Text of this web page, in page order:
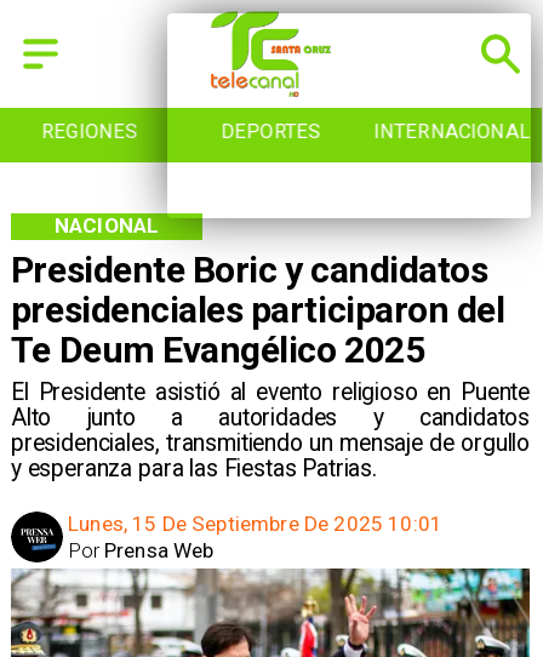
REGIONES DEPORTES INTERNACIONAL
Presidente Boric y candidatos
presidenciales participaron del
Te Deum Evangélico 2025
El Presidente asistió al evento religioso en Puente
Alto junto a autoridades y candidatos
presidenciales, transmitiendo un mensaje de orgullo
y esperanza para las Fiestas Patrias.
NACIONAL
Lunes, 15 De Septiembre De 2025 10:01
Prensa Web
Por